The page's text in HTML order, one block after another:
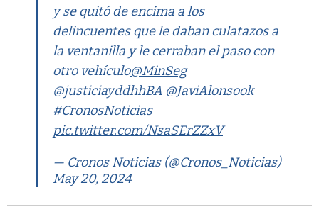
y se quitó de encima a los
delincuentes que le daban culatazos a
la ventanilla y le cerraban el paso con
otro vehículo@MinSeg
@justiciayddhhBA @JaviAlonsook
#CronosNoticias
pic.twitter.com/NsaSErZZxV
— Cronos Noticias (@Cronos_Noticias)
May 20, 2024